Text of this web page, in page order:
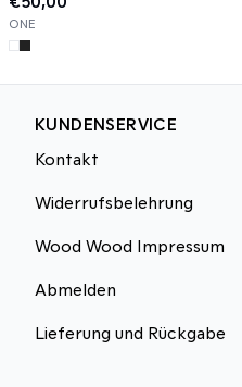
ONE
KUNDENSERVICE
Kontakt
Widerrufsbelehrung
Wood Wood Impressum
Abmelden
Lieferung und Rückgabe